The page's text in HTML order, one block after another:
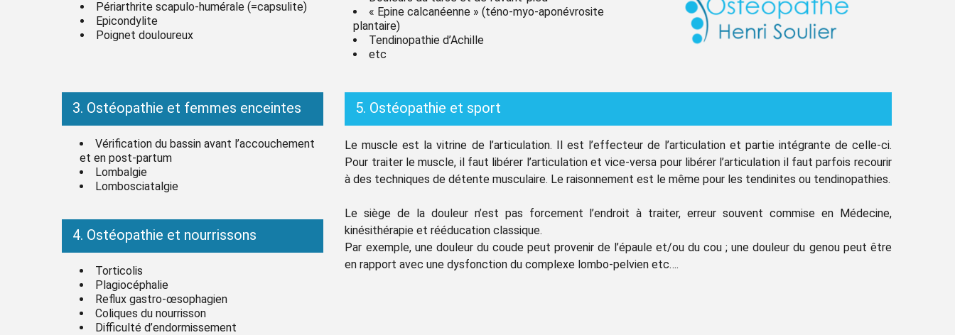
Périarthrite scapulo-humérale (=capsulite)
Epicondylite
Poignet douloureux
« Epine calcanéenne » (téno-myo-aponévrosite
plantaire)
Tendinopathie d’Achille
etc
3. Ostéopathie et femmes enceintes
Vérification du bassin avant l’accouchement
et en post-partum
Lombalgie
Lombosciatalgie
4. Ostéopathie et nourrissons
Torticolis
Plagiocéphalie
Reflux gastro-œsophagien
Coliques du nourrisson
Difficulté d’endormissement
5. Ostéopathie et sport
Le muscle est la vitrine de l’articulation. Il est l’effecteur de l’articulation et partie intégrante de celle-ci.
Pour traiter le muscle, il faut libérer l’articulation et vice-versa pour libérer l’articulation il faut parfois recourir
à des techniques de détente musculaire. Le raisonnement est le même pour les tendinites ou tendinopathies.
Le siège de la douleur n’est pas forcement l’endroit à traiter, erreur souvent commise en Médecine,
kinésithérapie et rééducation classique.
Par exemple, une douleur du coude peut provenir de l’épaule et/ou du cou ; une douleur du genou peut être
en rapport avec une dysfonction du complexe lombo-pelvien etc….